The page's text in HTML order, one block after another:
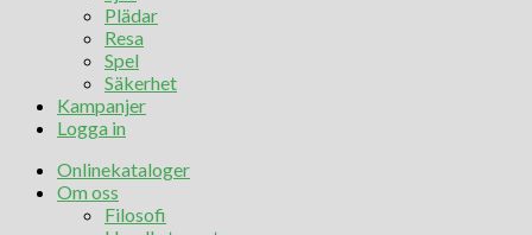
Plädar
Resa
Spel
Säkerhet
Kampanjer
Logga in
Onlinekataloger
Om oss
Filosofi